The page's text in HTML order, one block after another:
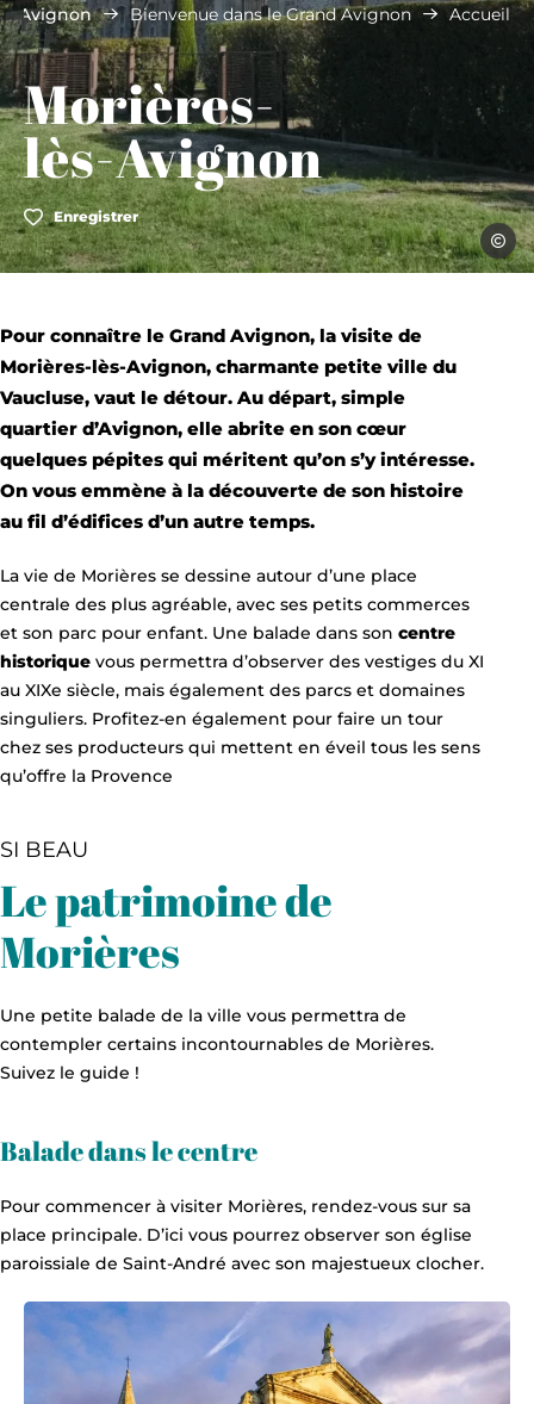
Accueil
Bienvenue dans le Grand Avignon
Avignon
Morières-
lès-Avignon
Enregistrer
Pour connaître le Grand Avignon, la visite de
Morières-lès-Avignon, charmante petite ville du
Vaucluse, vaut le détour. Au départ, simple
quartier d’Avignon, elle abrite en son cœur
quelques pépites qui méritent qu’on s’y intéresse.
On vous emmène à la découverte de son histoire
au fil d’édifices d’un autre temps.
La vie de Morières se dessine autour d’une place
centrale des plus agréable, avec ses petits commerces
et son parc pour enfant. Une balade dans son centre
historique vous permettra d’observer des vestiges du XI
au XIXe siècle, mais également des parcs et domaines
singuliers. Profitez-en également pour faire un tour
chez ses producteurs qui mettent en éveil tous les sens
qu’offre la Provence
SI BEAU
Le patrimoine de
Morières
Une petite balade de la ville vous permettra de
contempler certains incontournables de Morières.
Suivez le guide !
Balade dans le centre
Pour commencer à visiter Morières, rendez-vous sur sa
place principale. D’ici vous pourrez observer son église
paroissiale de Saint-André avec son majestueux clocher.